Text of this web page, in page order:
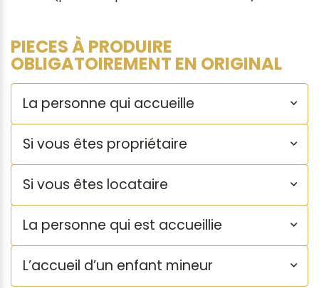
PIECES À PRODUIRE
OBLIGATOIREMENT EN ORIGINAL
La personne qui accueille
Si vous êtes propriétaire
Si vous êtes locataire
La personne qui est accueillie
L’accueil d’un enfant mineur